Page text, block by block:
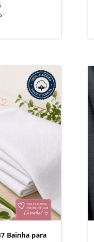
Bainha para